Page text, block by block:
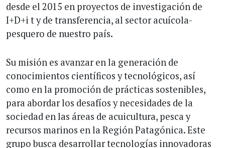
desde el 2015 en proyectos de investigación de
I+D+i t y de transferencia, al sector acuícola-
pesquero de nuestro país.
Su misión es avanzar en la generación de
conocimientos científicos y tecnológicos, así
como en la promoción de prácticas sostenibles,
para abordar los desafíos y necesidades de la
sociedad en las áreas de acuicultura, pesca y
recursos marinos en la Región Patagónica. Este
grupo busca desarrollar tecnologías innovadoras